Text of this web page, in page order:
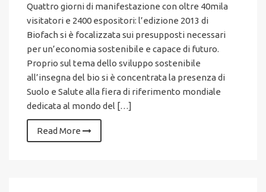
Quattro giorni di manifestazione con oltre 40mila
visitatori e 2400 espositori: l’edizione 2013 di
Biofach si è focalizzata sui presupposti necessari
per un’economia sostenibile e capace di futuro.
Proprio sul tema dello sviluppo sostenibile
all’insegna del bio si è concentrata la presenza di
Suolo e Salute alla fiera di riferimento mondiale
dedicata al mondo del […]
Read More